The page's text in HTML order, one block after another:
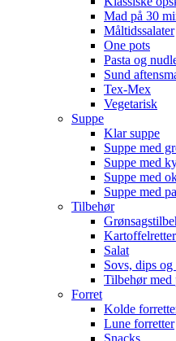
Mad på 30
Måltidssalater
One pots
Pasta og
Sund
Tex-Mex
Vegetarisk
Suppe
Klar suppe
Suppe med
Suppe med
Suppe med
Suppe med
Tilbehør
Kartoffelretter
Salat
Sovs, dips og
Tilbehør med
Forret
Kolde
Lune forretter
Snacks